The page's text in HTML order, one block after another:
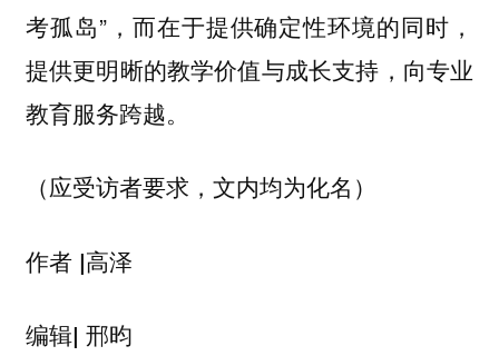
考孤岛”，而在于提供确定性环境的同时，
提供更明晰的教学价值与成长支持，向专业
教育服务跨越。
（应受访者要求，文内均为化名）
作者 |高泽
编辑| 邢昀